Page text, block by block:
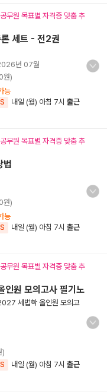
무원 목표별 자격증 맞춤 추
세트 - 전2권
년 07월
원)
능
내일 (월) 아침 7시 출근
무원 목표별 자격증 맞춤 추
법
원)
능
내일 (월) 아침 7시 출근
무원 목표별 자격증 맞춤 추
원 모의고사 필기노
세법학 올인원 모의고
)
내일 (월) 아침 7시 출근